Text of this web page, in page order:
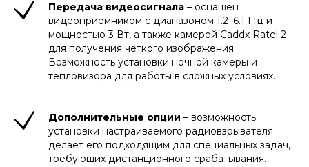
Передача видеосигнала – оснащен
видеоприемником с диапазоном 1.2–6.1 ГГц и
мощностью 3 Вт, а также камерой Caddx Ratel 2
для получения четкого изображения.
Возможность установки ночной камеры и
тепловизора для работы в сложных условиях.
Дополнительные опции – возможность
установки настраиваемого радиовзрывателя
делает его подходящим для специальных задач,
требующих дистанционного срабатывания.